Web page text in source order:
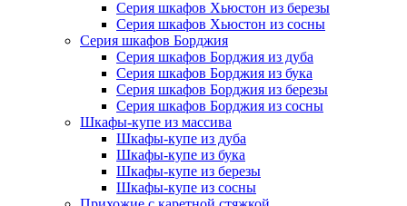
Серия шкафов Хьюстон из березы
Серия шкафов Хьюстон из сосны
Серия шкафов Борджия
Серия шкафов Борджия из дуба
Серия шкафов Борджия из бука
Серия шкафов Борджия из березы
Серия шкафов Борджия из сосны
Шкафы-купе из массива
Шкафы-купе из дуба
Шкафы-купе из бука
Шкафы-купе из березы
Шкафы-купе из сосны